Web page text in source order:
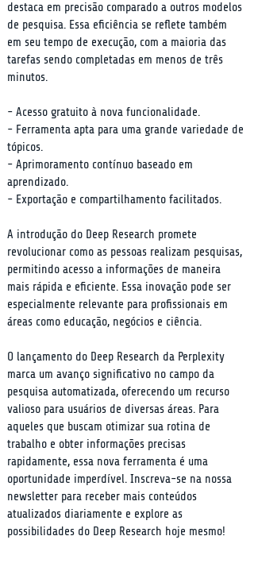
destaca em precisão comparado a outros modelos
de pesquisa. Essa eficiência se reflete também
em seu tempo de execução, com a maioria das
tarefas sendo completadas em menos de três
minutos.
- Acesso gratuito à nova funcionalidade.
- Ferramenta apta para uma grande variedade de
tópicos.
- Aprimoramento contínuo baseado em
aprendizado.
- Exportação e compartilhamento facilitados.
A introdução do Deep Research promete
revolucionar como as pessoas realizam pesquisas,
permitindo acesso a informações de maneira
mais rápida e eficiente. Essa inovação pode ser
especialmente relevante para profissionais em
áreas como educação, negócios e ciência.
O lançamento do Deep Research da Perplexity
marca um avanço significativo no campo da
pesquisa automatizada, oferecendo um recurso
valioso para usuários de diversas áreas. Para
aqueles que buscam otimizar sua rotina de
trabalho e obter informações precisas
rapidamente, essa nova ferramenta é uma
oportunidade imperdível. Inscreva-se na nossa
newsletter para receber mais conteúdos
atualizados diariamente e explore as
possibilidades do Deep Research hoje mesmo!